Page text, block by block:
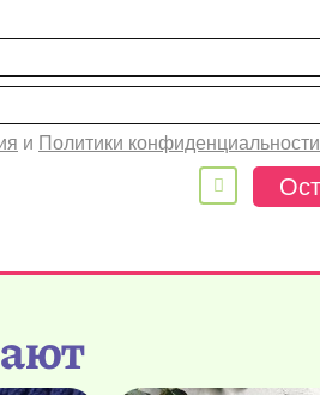
и Политики конфиденциальности